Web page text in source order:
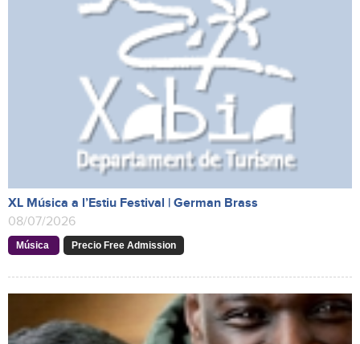
XL Música a l’Estiu Festival | German Brass
08/07/2026
Música Precio Free Admission